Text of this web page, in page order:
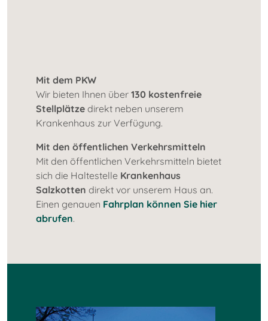
Mit dem PKW
Wir bieten Ihnen über 130 kostenfreie
Stellplätze direkt neben unserem
Krankenhaus zur Verfügung.
Mit den öffentlichen Verkehrsmitteln
Mit den öffentlichen Verkehrsmitteln bietet
sich die Haltestelle Krankenhaus
Salzkotten direkt vor unserem Haus an.
Einen genauen Fahrplan können Sie hier
abrufen.